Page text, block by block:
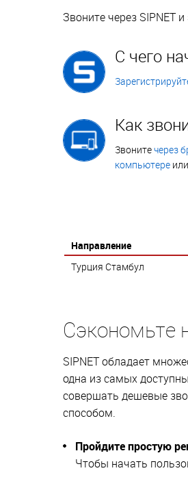
Звоните через
С чего
Как
Звонитечерез
компьютере или
Направление
Турция Стамбул
Сэкономьте
SIPNET обладает
одна из самых
совершать дешевые
способом.
Пройдите простую
Чтобы начать